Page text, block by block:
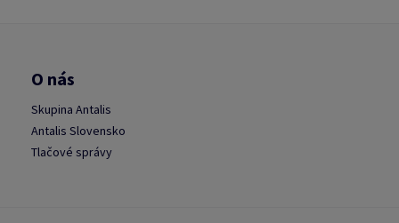
O nás
Skupina Antalis
Antalis Slovensko
Tlačové správy